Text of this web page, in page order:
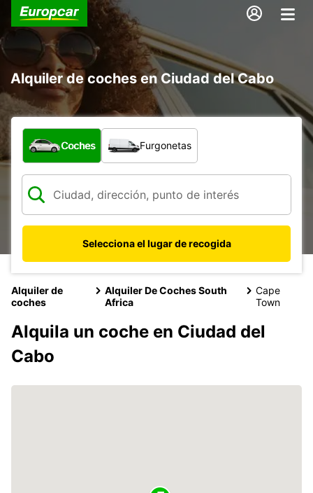
Alquiler de coches en Ciudad del Cabo
¿Qué tipo de vehículo?
Coches Furgonetas
Selecciona el lugar de recogida
Alquiler de
coches
Alquiler De Coches South
Africa
Cape
Town
Alquila un coche en Ciudad del
Cabo